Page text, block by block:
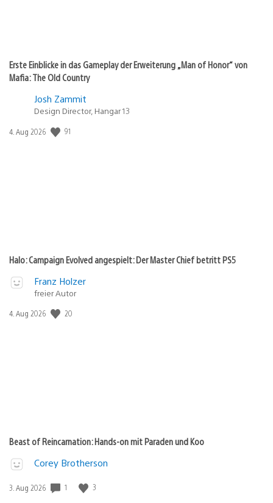
Erste Einblicke in das Gameplay der Erweiterung „Man of Honor“ von
Mafia: The Old Country
Josh Zammit
Design Director, Hangar 13
Veröffentlichungsdatum:
4. Aug 2026 91
Halo: Campaign Evolved angespielt: Der Master Chief betritt PS5
Franz Holzer
freier Autor
Veröffentlichungsdatum:
4. Aug 2026 20
Beast of Reincarnation: Hands-on mit Paraden und Koo
Corey Brotherson
Veröffentlichungsdatum:
3. Aug 2026 1 3